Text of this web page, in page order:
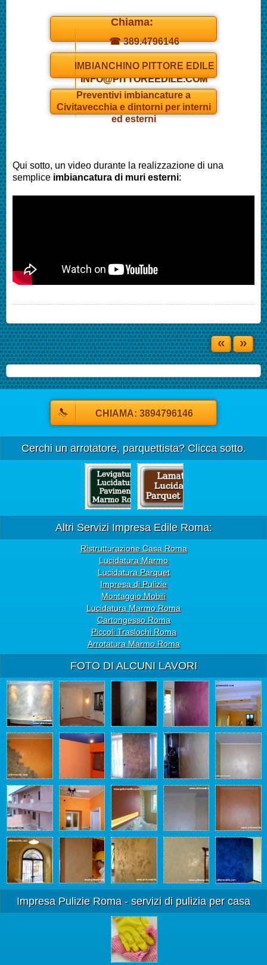
Chiama:
☎ 389.4796146
Daniel
INFO@PITTOREEDILE.COM
IMBIANCHINO PITTORE EDILE
Preventiviimbiancature a
Civitavecchia e dintorni per interni
ed esterni
Qui sotto, un video durante la realizzazione di una
semplice imbiancatura di muri esterni:
« »
CHIAMA: 3894796146
Cerchi un arrotatore, parquettista? Clicca sotto.
Altri Servizi Impresa Edile Roma:
Ristrutturazione Casa Roma
Lucidatura Marmo
Lucidatura Parquet
Impresa di Pulizie
Montaggio Mobili
Lucidatura Marmo Roma
Cartongesso Roma
Piccoli Traslochi Roma
Arrotatura Marmo Roma
FOTO DI ALCUNI LAVORI
Impresa Pulizie Roma - servizi di pulizia per casa